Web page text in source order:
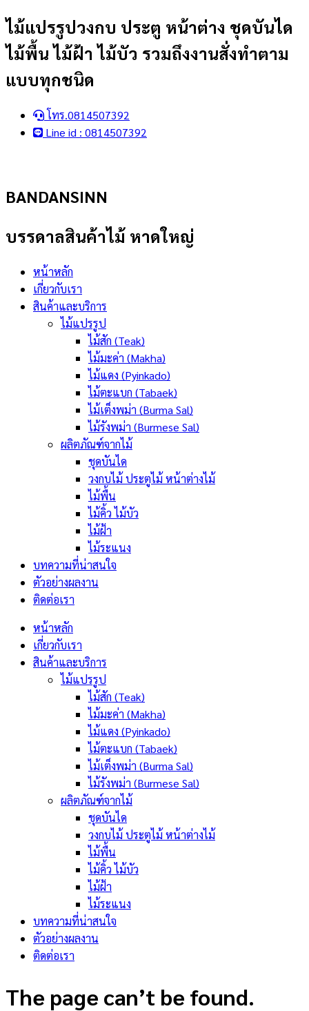
Skip
content
ไม้แปรรูปวงกบ ประตู หน้าต่าง ชุดบันได
ไม้พื้น ไม้ฝ้า ไม้บัว รวมถึงงานสั่งทำตาม
แบบทุกชนิด
โทร.0814507392
Line id : 0814507392
BANDANSINN
บรรดาลสินค้าไม้ หาดใหญ่
หน้าหลัก
เกี่ยวกับเรา
สินค้าและบริการ
ไม้แปรรูป
ไม้สัก (Teak)
ไม้มะค่า (Makha)
ไม้แดง (Pyinkado)
ไม้ตะแบก (Tabaek)
ไม้เต็งพม่า (Burma Sal)
ไม้รังพม่า (Burmese Sal)
ผลิตภัณฑ์จากไม้
ชุดบันได
วงกบไม้ ประตูไม้ หน้าต่างไม้
ไม้พื้น
ไม้คิ้ว ไม้บัว
ไม้ฝ้า
ไม้ระแนง
บทความที่น่าสนใจ
ตัวอย่างผลงาน
ติดต่อเรา
หน้าหลัก
เกี่ยวกับเรา
สินค้าและบริการ
ไม้แปรรูป
ไม้สัก (Teak)
ไม้มะค่า (Makha)
ไม้แดง (Pyinkado)
ไม้ตะแบก (Tabaek)
ไม้เต็งพม่า (Burma Sal)
ไม้รังพม่า (Burmese Sal)
ผลิตภัณฑ์จากไม้
ชุดบันได
วงกบไม้ ประตูไม้ หน้าต่างไม้
ไม้พื้น
ไม้คิ้ว ไม้บัว
ไม้ฝ้า
ไม้ระแนง
บทความที่น่าสนใจ
ตัวอย่างผลงาน
ติดต่อเรา
The page can’t be found.